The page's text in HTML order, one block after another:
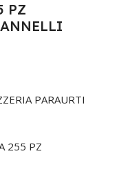
PZ
PARAURTI
255 PZ